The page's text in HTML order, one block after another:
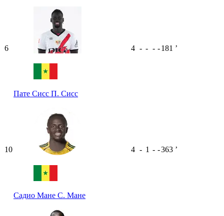
6
Пате Сисс П. Сисс
4 - - - -181 ʼ
10
Садио Мане С. Мане
4 - 1 - -363 ʼ